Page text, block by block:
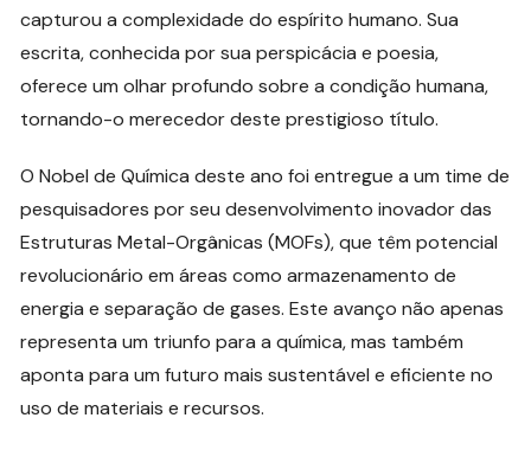
capturou a complexidade do espírito humano. Sua
escrita, conhecida por sua perspicácia e poesia,
oferece um olhar profundo sobre a condição humana,
tornando-o merecedor deste prestigioso título.
O Nobel de Química deste ano foi entregue a um time de
pesquisadores por seu desenvolvimento inovador das
Estruturas Metal-Orgânicas (MOFs), que têm potencial
revolucionário em áreas como armazenamento de
energia e separação de gases. Este avanço não apenas
representa um triunfo para a química, mas também
aponta para um futuro mais sustentável e eficiente no
uso de materiais e recursos.